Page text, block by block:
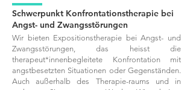
Schwerpunkt Konfrontationstherapie bei
Angst- und Zwangsstörungen
Wir bieten Expositionstherapie bei Angst- und
Zwangsstörungen, das heisst die
therapeut*innenbegleitete Konfrontation mit
angstbesetzten Situationen oder Gegenständen.
Auch außerhalb des Therapie-raums und in